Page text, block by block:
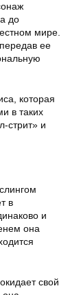
до
мире.
ее
которая
в таких
стрит» и
в
и
она
свой